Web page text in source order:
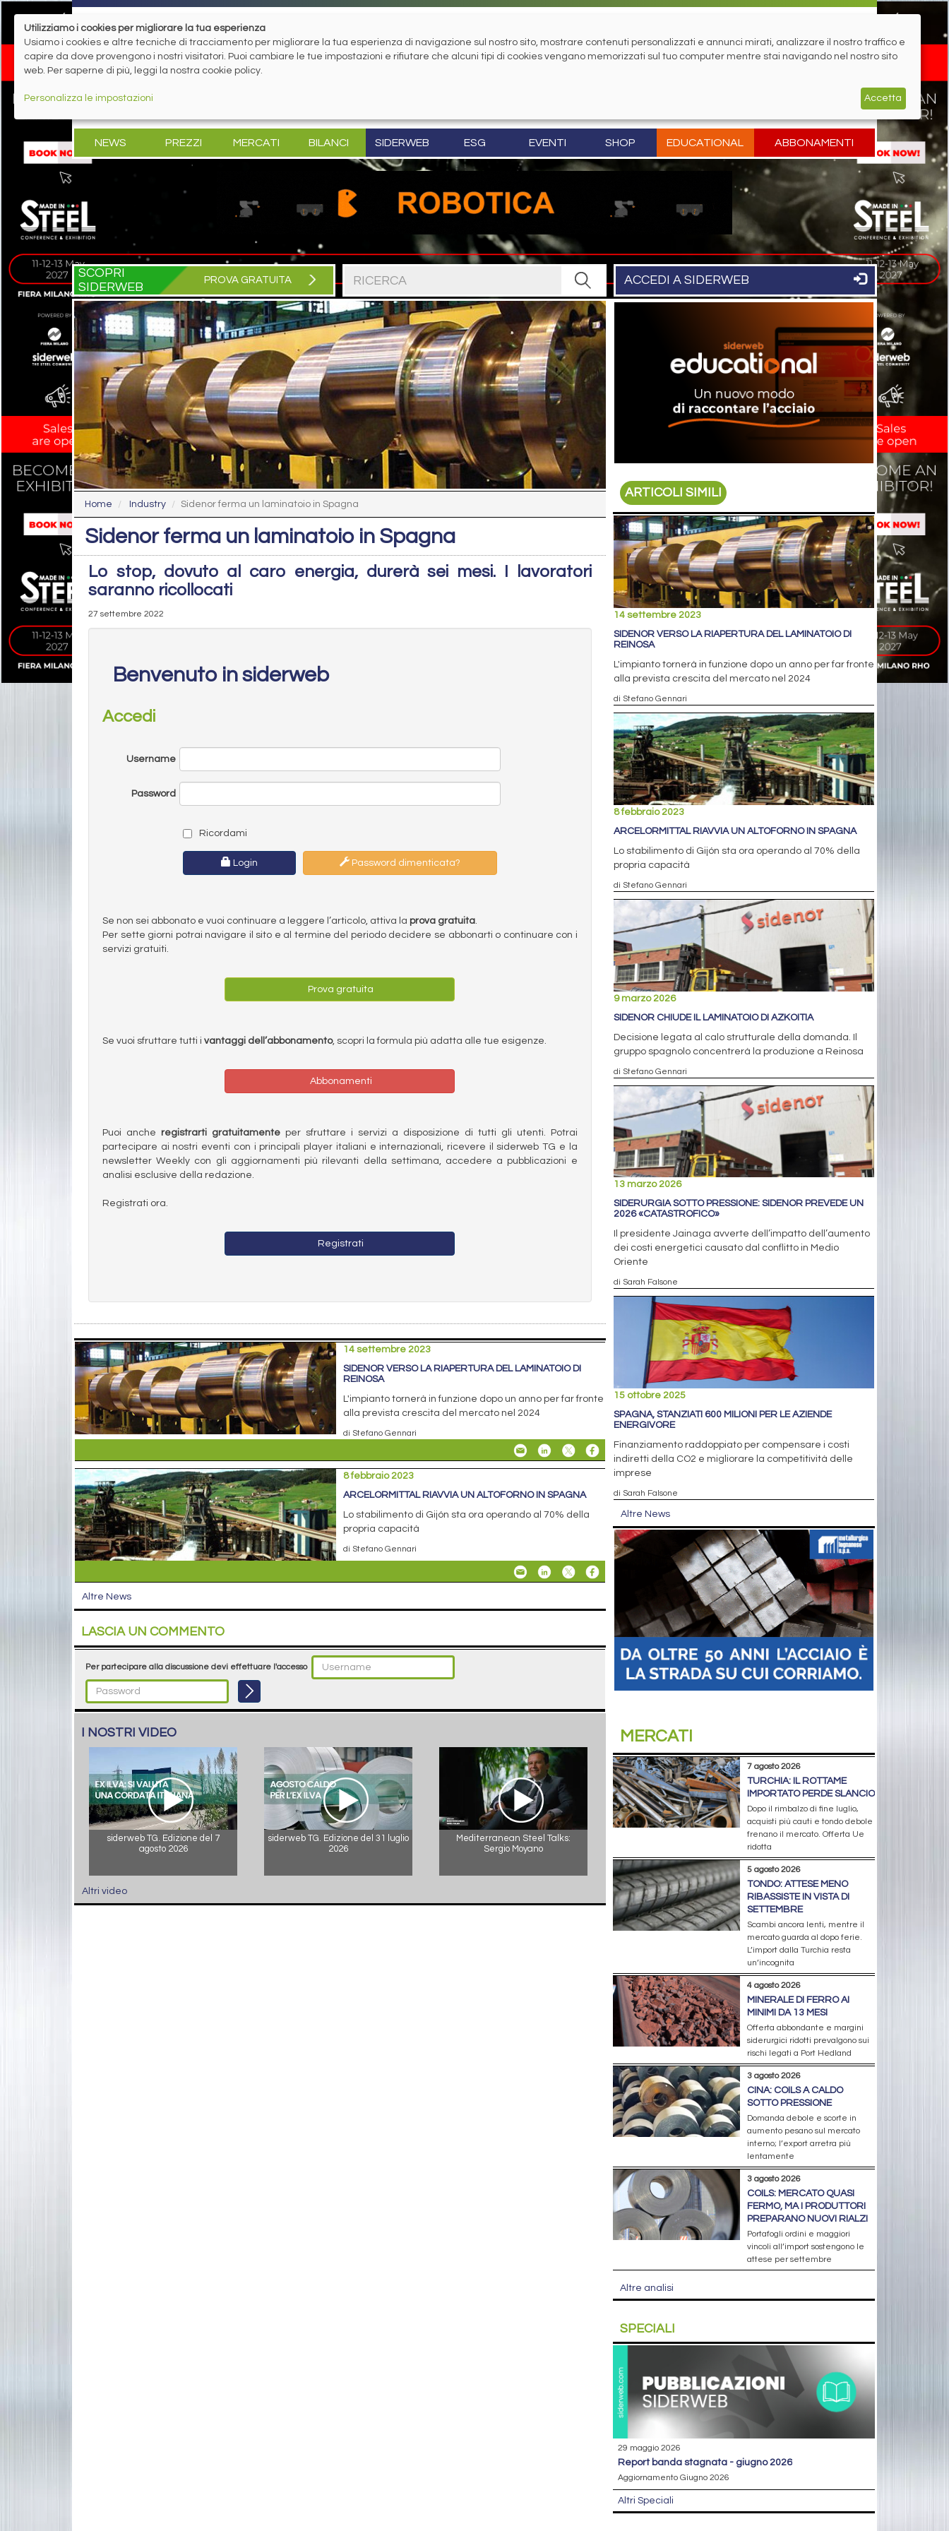
NEWS PREZZI MERCATI BILANCI SIDERWEB ESG EVENTI SHOP EDUCATIONAL ABBONAMENTI
SCOPRI
SIDERWEB
PROVA GRATUITA ACCEDI A SIDERWEB
Home Industry Sidenor ferma un laminatoio in Spagna
Sidenor ferma un laminatoio in Spagna
Lo stop, dovuto al caro energia, durerà sei mesi. I lavoratori
saranno ricollocati
27 settembre 2022
Benvenuto in siderweb
Accedi
Username
Password
Ricordami
Login Password dimenticata?
Se non sei abbonato e vuoi continuare a leggere l’articolo, attiva la prova gratuita.
Per sette giorni potrai navigare il sito e al termine del periodo decidere se abbonarti o continuare con i
servizi gratuiti.
Prova gratuita
Se vuoi sfruttare tutti i vantaggi dell’abbonamento, scopri la formula più adatta alle tue esigenze.
Abbonamenti
Puoi anche registrarti gratuitamenteper sfruttare i servizi a disposizione di tutti gli utenti. Potrai
partecipare ai nostri eventi con i principali player italiani e internazionali, ricevere il siderweb TG e la
newsletter Weekly con gli aggiornamenti più rilevanti della settimana, accedere a pubblicazioni e
analisi esclusive della redazione.
Registrati ora.
Registrati
14 settembre 2023
SIDENOR VERSO LA RIAPERTURA DEL LAMINATOIO DI
REINOSA
L'impianto tornerà in funzione dopo un anno per far fronte
alla prevista crescita del mercato nel 2024
di Stefano Gennari
8 febbraio 2023
ARCELORMITTAL RIAVVIA UN ALTOFORNO IN SPAGNA
Lo stabilimento di Gijón sta ora operando al 70% della
propria capacità
di Stefano Gennari
Altre News
LASCIA UN COMMENTO
Per partecipare alla discussione devi effettuare l'accesso
I NOSTRI VIDEO
siderweb TG. Edizione del 7
agosto 2026
siderweb TG. Edizione del 31 luglio
2026
Mediterranean Steel Talks:
Sergio Moyano
Altri video
ARTICOLI SIMILI
14 settembre 2023
SIDENOR VERSO LA RIAPERTURA DEL LAMINATOIO DI
REINOSA
L'impianto tornerà in funzione dopo un anno per far fronte
alla prevista crescita del mercato nel 2024
di Stefano Gennari
8 febbraio 2023
ARCELORMITTAL RIAVVIA UN ALTOFORNO IN SPAGNA
Lo stabilimento di Gijón sta ora operando al 70% della
propria capacità
di Stefano Gennari
9 marzo 2026
SIDENOR CHIUDE IL LAMINATOIO DI AZKOITIA
Decisione legata al calo strutturale della domanda. Il
gruppo spagnolo concentrerà la produzione a Reinosa
di Stefano Gennari
13 marzo 2026
SIDERURGIA SOTTO PRESSIONE: SIDENOR PREVEDE UN
2026 «CATASTROFICO»
Il presidente Jainaga avverte dell’impatto dell’aumento
dei costi energetici causato dal conflitto in Medio
Oriente
di Sarah Falsone
15 ottobre 2025
SPAGNA, STANZIATI 600 MILIONI PER LE AZIENDE
ENERGIVORE
Finanziamento raddoppiato per compensare i costi
indiretti della CO2 e migliorare la competitività delle
imprese
di Sarah Falsone
Altre News
MERCATI
7 agosto 2026
TURCHIA: IL ROTTAME
IMPORTATO PERDE SLANCIO
Dopo il rimbalzo di fine luglio,
acquisti più cauti e tondo debole
frenano il mercato. Offerta Ue
ridotta
5 agosto 2026
TONDO: ATTESE MENO
RIBASSISTE IN VISTA DI
SETTEMBRE
Scambi ancora lenti, mentre il
mercato guarda al dopo ferie.
L’import dalla Turchia resta
un’incognita
4 agosto 2026
MINERALE DI FERRO AI
MINIMI DA 13 MESI
Offerta abbondante e margini
siderurgici ridotti prevalgono sui
rischi legati a Port Hedland
3 agosto 2026
CINA: COILS A CALDO
SOTTO PRESSIONE
Domanda debole e scorte in
aumento pesano sul mercato
interno; l’export arretra più
lentamente
3 agosto 2026
COILS: MERCATO QUASI
FERMO, MA I PRODUTTORI
PREPARANO NUOVI RIALZI
Portafogli ordini e maggiori
vincoli all’import sostengono le
attese per settembre
Altre analisi
SPECIALI
29 maggio 2026
report banda stagnata - giugno 2026
Aggiornamento Giugno 2026
Altri Speciali
Utilizziamo i cookies per migliorare la tua esperienza
Usiamo i cookies e altre tecniche di tracciamento per migliorare la tua esperienza di navigazione sul nostro sito, mostrare contenuti personalizzati e annunci mirati, analizzare il nostro traffico e
capire da dove provengono i nostri visitatori. Puoi cambiare le tue impostazioni e rifiutare che alcuni tipi di cookies vengano memorizzati sul tuo computer mentre stai navigando nel nostro sito
web. Per saperne di più, leggi la nostra cookie policy.
Personalizza le impostazioni Accetta